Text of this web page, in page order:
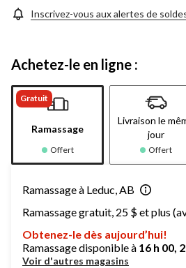
Inscrivez-vous aux alertes de
Achetez-le en ligne :
Gratuit
Ramassage
Offert
Livraison le
jour
Offert
Ramassage à Leduc, AB
Ramassage gratuit, 25 $ et plus
Obtenez-le dès aujourd’hui!
Ramassage disponible à 16 h 00,
Voir d'autres magasins